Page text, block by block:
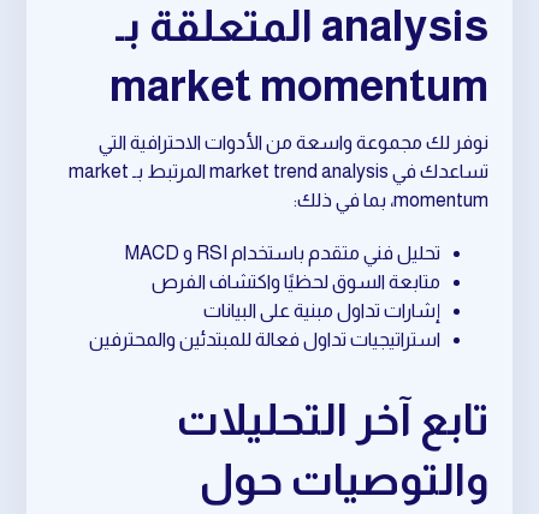
analysis المتعلقة بـ
market momentum
نوفر لك مجموعة واسعة من الأدوات الاحترافية التي
تساعدك في market trend analysis المرتبط بـ market
momentum، بما في ذلك:
تحليل فني متقدم باستخدام RSI و MACD
متابعة السوق لحظيًا واكتشاف الفرص
إشارات تداول مبنية على البيانات
استراتيجيات تداول فعالة للمبتدئين والمحترفين
تابع آخر التحليلات
والتوصيات حول